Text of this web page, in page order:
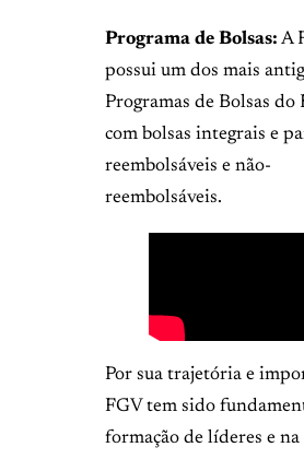
Programa de Bolsas: A
possui um dos mais
Programas de Bolsas do
com bolsas integrais e
reembolsáveis e não-
reembolsáveis.
Por sua trajetória e
FGV tem sido
formação de líderes e